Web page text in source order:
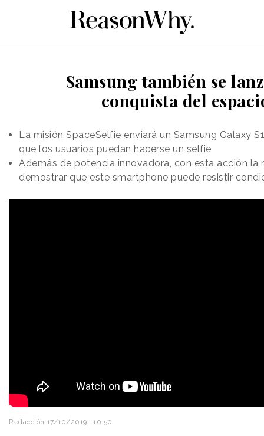
Samsung también se
conquista del
La misión SpaceSelfie enviará un Samsung Galaxy
que los usuarios puedan hacerse un selfie
Además de potencia innovadora, con esta acción la
demostrar que este smartphone puede resistir
Redacción 17/10/2019 · 10:50